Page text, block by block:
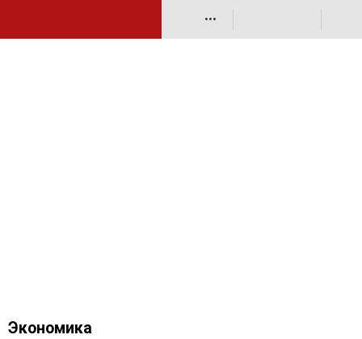
•••
Экономика